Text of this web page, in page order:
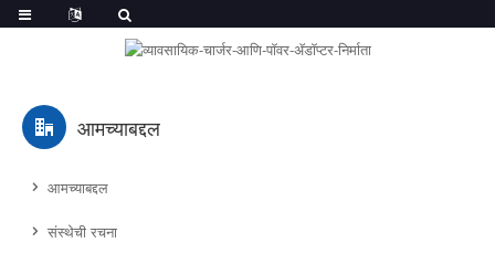
आमच्याबद्दल
आमच्याबद्दल
संस्थेची रचना